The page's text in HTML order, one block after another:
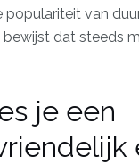
populariteit van
dat steeds
je een